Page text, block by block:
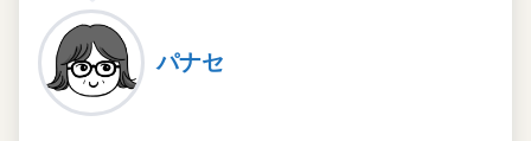
パナセ